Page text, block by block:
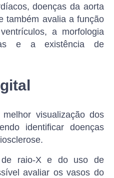
doenças da aorta
também avalia a função
a morfologia
e a existência de
visualização dos
identificar doenças
raio-X e do uso de
avaliar os vasos do